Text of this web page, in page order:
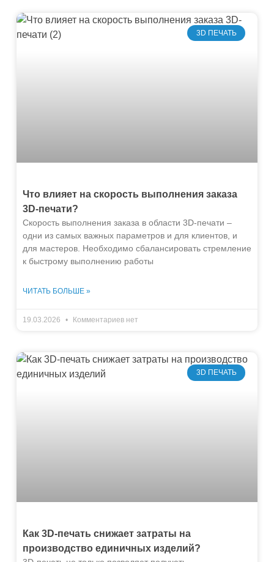
3D ПЕЧАТЬ
Что влияет на скорость выполнения заказа
3D-печати?
Скорость выполнения заказа в области 3D-печати –
одни из самых важных параметров и для клиентов, и
для мастеров. Необходимо сбалансировать стремление
к быстрому выполнению работы
ЧИТАТЬ БОЛЬШЕ »
19.03.2026 Комментариев нет
3D ПЕЧАТЬ
Как 3D-печать снижает затраты на
производство единичных изделий?